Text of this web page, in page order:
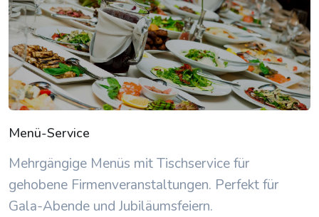
Menü-Service
Mehrgängige Menüs mit Tischservice für
gehobene Firmenveranstaltungen. Perfekt für
Gala-Abende und Jubiläumsfeiern.